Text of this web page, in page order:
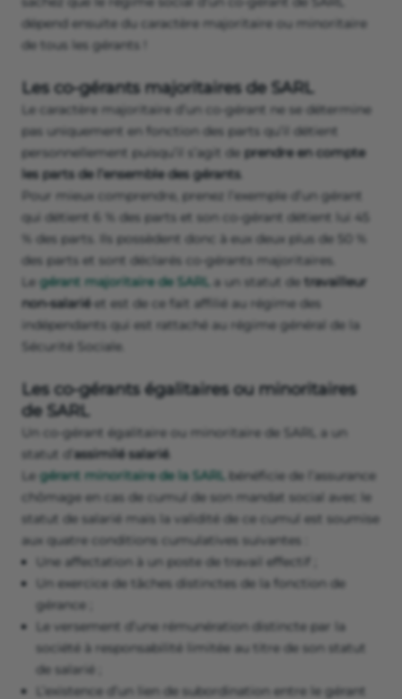
dépend ensuite du caractère majoritaire ou minoritaire
de tous les gérants !
Les co-gérants majoritaires de SARL
Le caractère majoritaire d’un co-gérant ne se détermine
pas uniquement en fonction des parts qu’il détient
personnellement puisqu’il s’agit de prendre en compte
les parts de l’ensemble des gérants.
Pour mieux comprendre, prenez l’exemple d’un gérant
qui détient 6 % des parts et son co-gérant détient lui 45
% des parts. Ils possèdent donc à eux deux plus de 50 %
des parts et sont déclarés co-gérants majoritaires.
Le gérant majoritaire de SARL a un statut de travailleur
non-salariéet est de ce fait affilié au régime des
indépendants qui est rattaché au régime général de la
Sécurité Sociale.
Les co-gérants égalitaires ou minoritaires
de SARL
Un co-gérant égalitaire ou minoritaire de SARL a un
statut d’ assimilé salarié.
Le gérant minoritaire de la SARL bénéficie de l’assurance
chômage en cas de cumul de son mandat social avec le
statut de salarié mais la validité de ce cumul est soumise
aux quatre conditions cumulatives suivantes :
Une affectation à un poste de travail effectif ;
Un exercice de tâches distinctes de la fonction de
gérance ;
Le versement d’une rémunération distincte par la
société à responsabilité limitée au titre de son statut
de salarié ;
L’existence d’un lien de subordination entre le gérant